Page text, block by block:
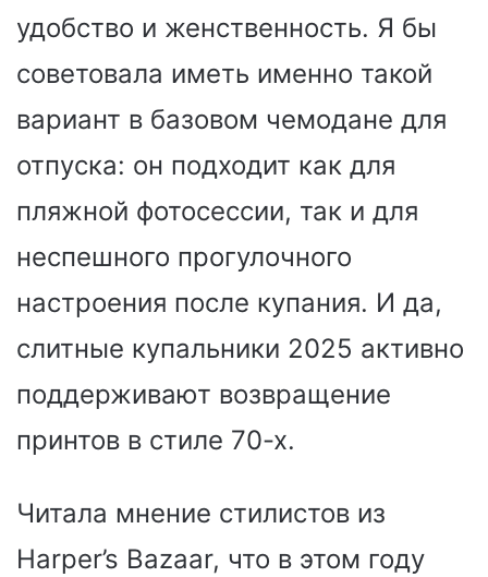
удобство и женственность. Я бы
советовала иметь именно такой
вариант в базовом чемодане для
отпуска: он подходит как для
пляжной фотосессии, так и для
неспешного прогулочного
настроения после купания. И да,
слитные купальники 2025 активно
поддерживают возвращение
принтов в стиле 70-х.
Читала мнение стилистов из
Harper’s Bazaar, что в этом году